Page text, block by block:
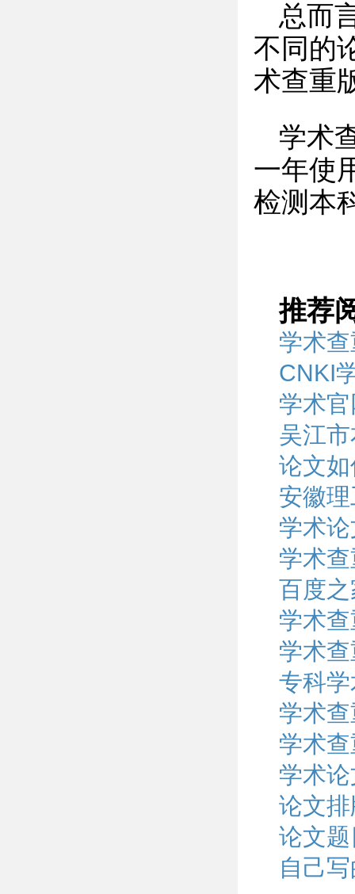
总而
不同的
术查重
学术
一年使
检测本
推荐
学术
CNKI
学术
吴江
论文
安徽
学术
学术
百度
学术
学术
专科
学术
学术
学术
论文
论文
自己